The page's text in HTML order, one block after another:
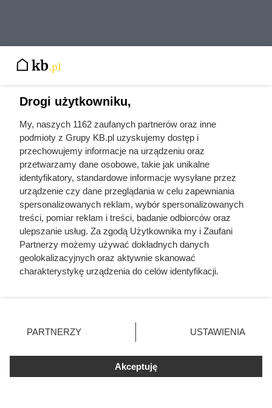
Czytaj także:
Drogi użytkowniku,
My, naszych 1162 zaufanych partnerów oraz inne
podmioty z Grupy KB.pl uzyskujemy dostęp i
przechowujemy informacje na urządzeniu oraz
przetwarzamy dane osobowe, takie jak unikalne
identyfikatory, standardowe informacje wysyłane przez
urządzenie czy dane przeglądania w celu zapewniania
spersonalizowanych reklam, wybór spersonalizowanych
treści, pomiar reklam i treści, badanie odbiorców oraz
ulepszanie usług. Za zgodą Użytkownika my i Zaufani
Partnerzy możemy używać dokładnych danych
geolokalizacyjnych oraz aktywnie skanować
charakterystykę urządzenia do celów identyfikacji.
zmienić/wycofać klikając przycisk ustawień prywatności
znajdujący się w lewym dolnym rogu strony. Niektóre
użytkownika, ale masz prawo sprzeciwić się takiemu
przetwarzaniu. Preferencje będą miały zastosowania tylko
PARTNERZY USTAWIENIA
Akceptuję